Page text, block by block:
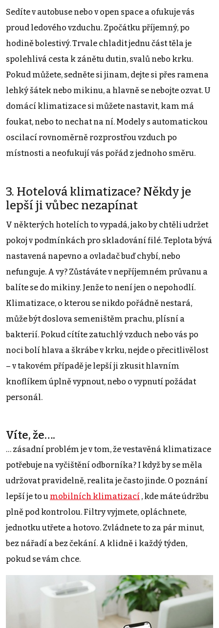
Sedíte v autobuse nebo v open space a ofukuje vás
proud ledového vzduchu. Zpočátku příjemný, po
hodině bolestivý. Trvale chladit jednu část těla je
spolehlivá cesta k zánětu dutin, svalů nebo krku.
Pokud můžete, sedněte si jinam, dejte si přes ramena
lehký šátek nebo mikinu, a hlavně se nebojte ozvat. U
domácí klimatizace si můžete nastavit, kam má
foukat, nebo to nechat na ní. Modely s automatickou
oscilací rovnoměrně rozprostřou vzduch po
místnosti a neofukují vás pořád z jednoho směru.
3. Hotelová klimatizace? Někdy je
lepší ji vůbec nezapínat
V některých hotelích to vypadá, jako by chtěli udržet
pokoj v podmínkách pro skladování filé. Teplota bývá
nastavená napevno a ovladač buď chybí, nebo
nefunguje. A vy? Zůstáváte v nepříjemném průvanu a
balíte se do mikiny. Jenže to není jen o nepohodlí.
Klimatizace, o kterou se nikdo pořádně nestará,
může být doslova semeništěm prachu, plísní a
bakterií. Pokud cítíte zatuchlý vzduch nebo vás po
noci bolí hlava a škrábe v krku, nejde o přecitlivělost
– v takovém případě je lepší ji zkusit hlavním
knoflíkem úplně vypnout, nebo o vypnutí požádat
personál.
Víte, že….
… zásadní problém je v tom, že vestavěná klimatizace
potřebuje na vyčištění odborníka? I když by se měla
udržovat pravidelně, realita je často jinde. O poznání
lepší je to u mobilních klimatizací , kde máte údržbu
plně pod kontrolou. Filtry vyjmete, opláchnete,
jednotku utřete a hotovo. Zvládnete to za pár minut,
bez nářadí a bez čekání. A klidně i každý týden,
pokud se vám chce.